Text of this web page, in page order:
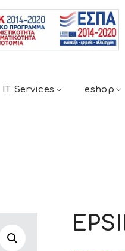
ΙΤ Services eshop